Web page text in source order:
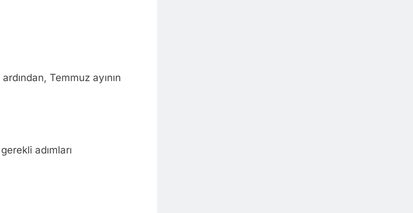
Temmuz ayının
adımları